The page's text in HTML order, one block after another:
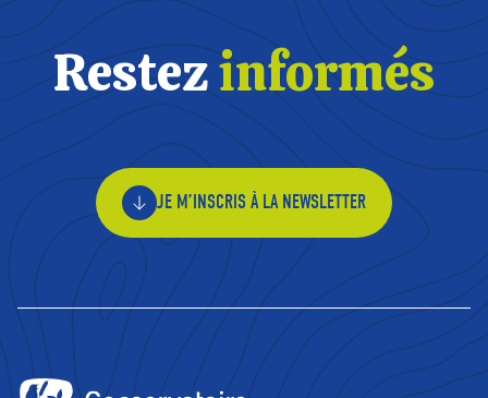
Restezinformés
JE M’INSCRIS À LA NEWSLETTER